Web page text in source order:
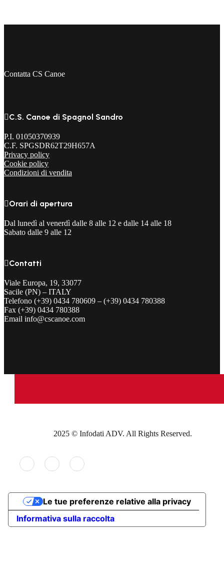
Contatta CS Canoe
C.S. Canoe di Spagnol Sandro
P.I. 01050370939
C.F. SPGSDR62T29H657A
Privacy policy
Cookie policy
Condizioni di vendita
Orari di apertura
Dal lunedì al venerdì dalle 8 alle 12 e dalle 14 alle 18
Sabato dalle 9 alle 12
Contatti
Viale Europa, 19, 33077
Sacile (PN) – ITALY
Telefono (+39) 0434 780609 – (+39) 0434 780388
Fax (+39) 0434 780388
Email info@cscanoe.com
2025 © Infodati ADV. All Rights Reserved.
Informativa sulla raccolta
Le tue preferenze relative alla privacy